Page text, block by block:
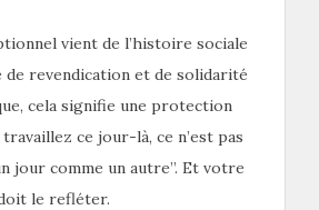
vient de l’histoire sociale
de revendication et de solidarité
cela signifie une protection
ce jour-là, ce n’est pas
jour comme un autre”. Et votre
le refléter.